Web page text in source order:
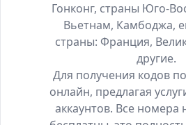
Гонконг, страны Юго-
Вьетнам, Камбоджа,
страны: Франция,
другие.
Для получения кодов
онлайн, предлагая
аккаунтов. Все номера